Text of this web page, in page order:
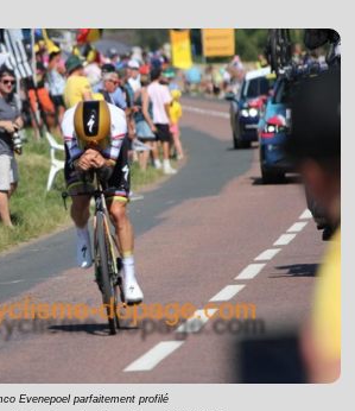
Evenepoel parfaitement profilé